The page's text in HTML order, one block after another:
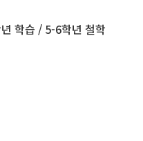
학습 / 5-6학년 철학